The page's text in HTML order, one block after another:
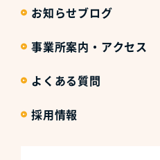
お知らせブログ
事業所案内・アクセス
よくある質問
採用情報